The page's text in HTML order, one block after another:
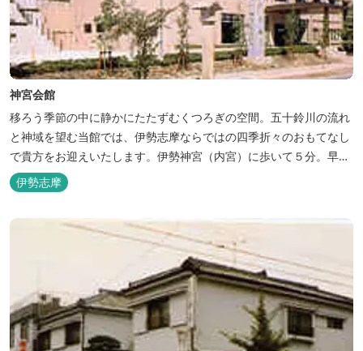
神宮会館
移ろう季節の中に静かにたたずむくつろぎの空間。五十鈴川の流れ
と神域を望む当館では、伊勢志摩ならではの四季折々のおもてなし
で貴方をお迎えいたします。伊勢神宮（内宮）に歩いて５分。早朝
参拝を体験できます。
伊勢志摩